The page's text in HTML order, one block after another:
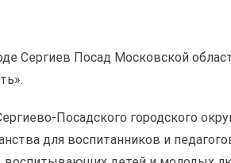
Сергиев Посад Московской
Посадского городского
для воспитанников и